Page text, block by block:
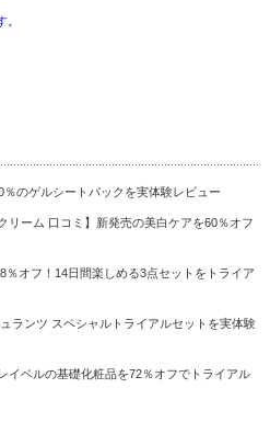
％のゲルシートパックを実体験レビュー
リーム 口コミ】新発売の美白ケアを60％オフ
％オフ！14日間楽しめる3点セットをトライア
ランツ スペシャルトライアルセットを実体験
ベルの基礎化粧品を72％オフでトライアル